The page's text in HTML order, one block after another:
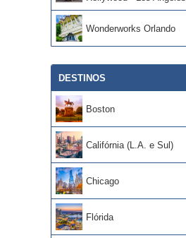
Wonderworks Orlando
DESTINOS
Boston
Califórnia (L.A. e Sul)
Chicago
Flórida